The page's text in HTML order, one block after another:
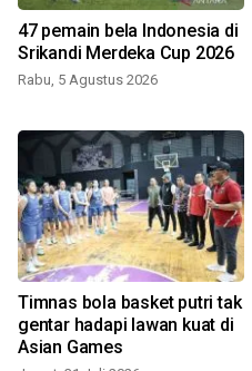
47 pemain bela Indonesia di
Srikandi Merdeka Cup 2026
Rabu, 5 Agustus 2026
Timnas bola basket putri tak
gentar hadapi lawan kuat di
Asian Games